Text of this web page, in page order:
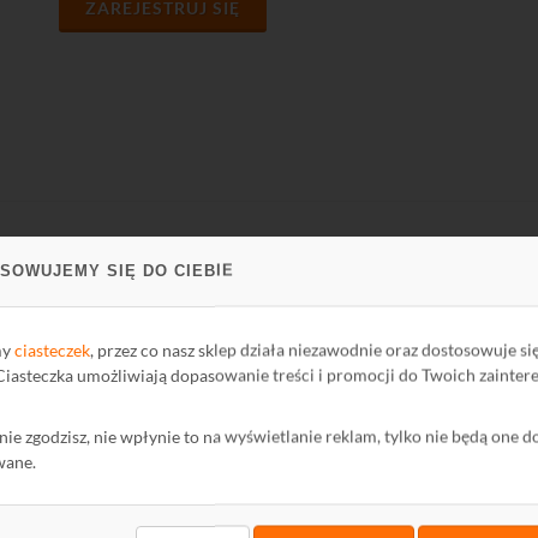
SIĘ DO CIEBIE
ciasteczek , przez co nasz sklep działa niezawodnie oraz dostosowuje
umożliwiają dopasowanie treści i promocji do Twoich
nie zgodzisz, nie wpłynie to na wyświetlanie reklam, tylko nie będą one
ZAREJESTRUJ SIĘ
Informatora
Kontakt
Ochrona środowiska